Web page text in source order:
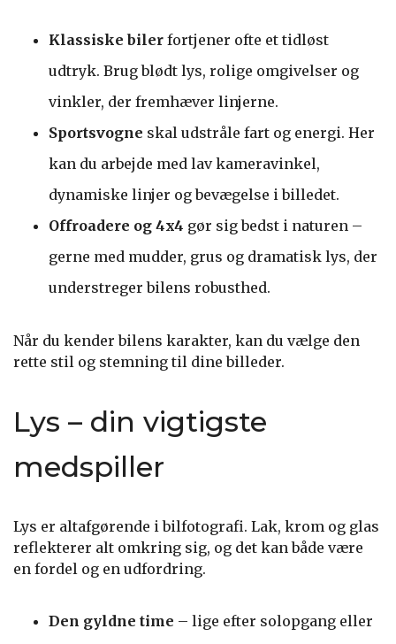
Klassiske biler fortjener ofte et tidløst
udtryk. Brug blødt lys, rolige omgivelser og
vinkler, der fremhæver linjerne.
Sportsvogne skal udstråle fart og energi. Her
kan du arbejde med lav kameravinkel,
dynamiske linjer og bevægelse i billedet.
Offroadere og 4x4 gør sig bedst i naturen –
gerne med mudder, grus og dramatisk lys, der
understreger bilens robusthed.
Når du kender bilens karakter, kan du vælge den
rette stil og stemning til dine billeder.
Lys – din vigtigste
medspiller
Lys er altafgørende i bilfotografi. Lak, krom og glas
reflekterer alt omkring sig, og det kan både være
en fordel og en udfordring.
Den gyldne time – lige efter solopgang eller